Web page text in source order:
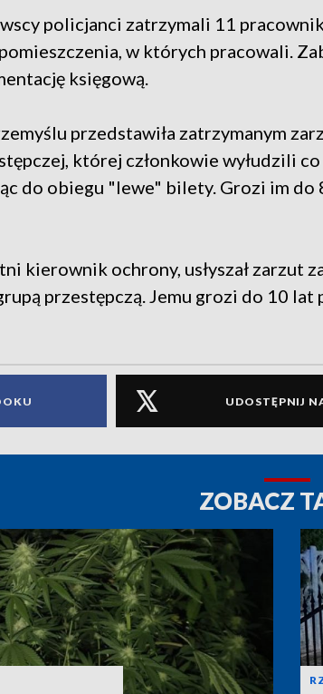
policjanci zatrzymali 11
w których pracowali.
księgową.
przedstawiła zatrzymanym
której członkowie wyłudzili
do obiegu "lewe" bilety. Grozi im do
kierownik ochrony, usłyszał zarzut
przestępczą. Jemu grozi do 10 lat
UDOSTĘPNIJ
ZOBACZ